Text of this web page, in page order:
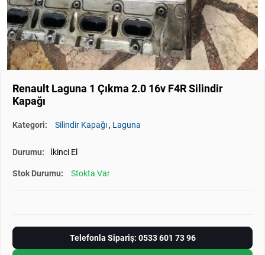
Renault Laguna 1 Çıkma 2.0 16v F4R Silindir
Kapağı
Kategori: Silindir Kapağı, Laguna
Durumu: İkinci El
Stok Durumu: Stokta Var
Telefonla Sipariş: 0533 601 73 96